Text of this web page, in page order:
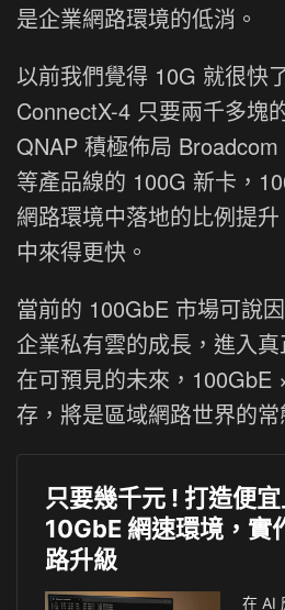
是企業網路環境的低消。
以前我們覺得 10G 就很快
ConnectX-4 只要兩千多塊
QNAP 積極佈局
等產品線的 100G 新卡，
網路環境中落地的比例提
中來得更快。
當前的 100GbE 市場可說
企業私有雲的成長，進入真
在可預見的未來，100GbE
存，將是區域網路世界的常